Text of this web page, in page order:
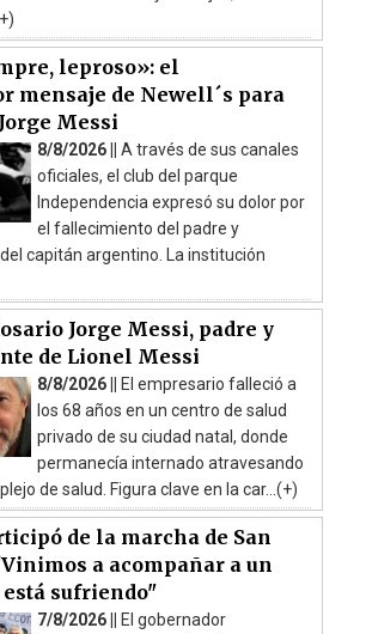
leproso»: el
mensaje de Newell´s para
Messi
8/8/2026 || A través de sus canales
oficiales, el club del parque
Independencia expresó su dolor por
el fallecimiento del padre y
capitán argentino. La institución
Jorge Messi, padre y
de Lionel Messi
8/8/2026 ||
El empresario falleció a
los 68 años en un centro de salud
privado de su ciudad natal, donde
permanecía internado atravesando
de salud. Figura clave en la car...(+)
de la marcha de San
a acompañar a un
está sufriendo"
7/8/2026 ||
El gobernador